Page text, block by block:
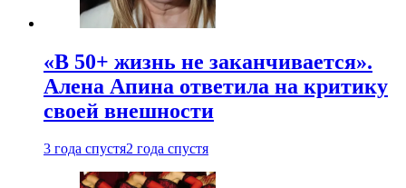
«В 50+ жизнь не заканчивается».
Алена Апина ответила на критику
своей внешности
3 года спустя2 года спустя